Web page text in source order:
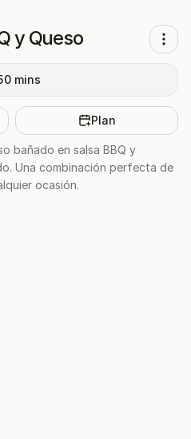
y Queso
mins
Plan
bañado en salsa BBQ y
Una combinación perfecta de
ocasión.